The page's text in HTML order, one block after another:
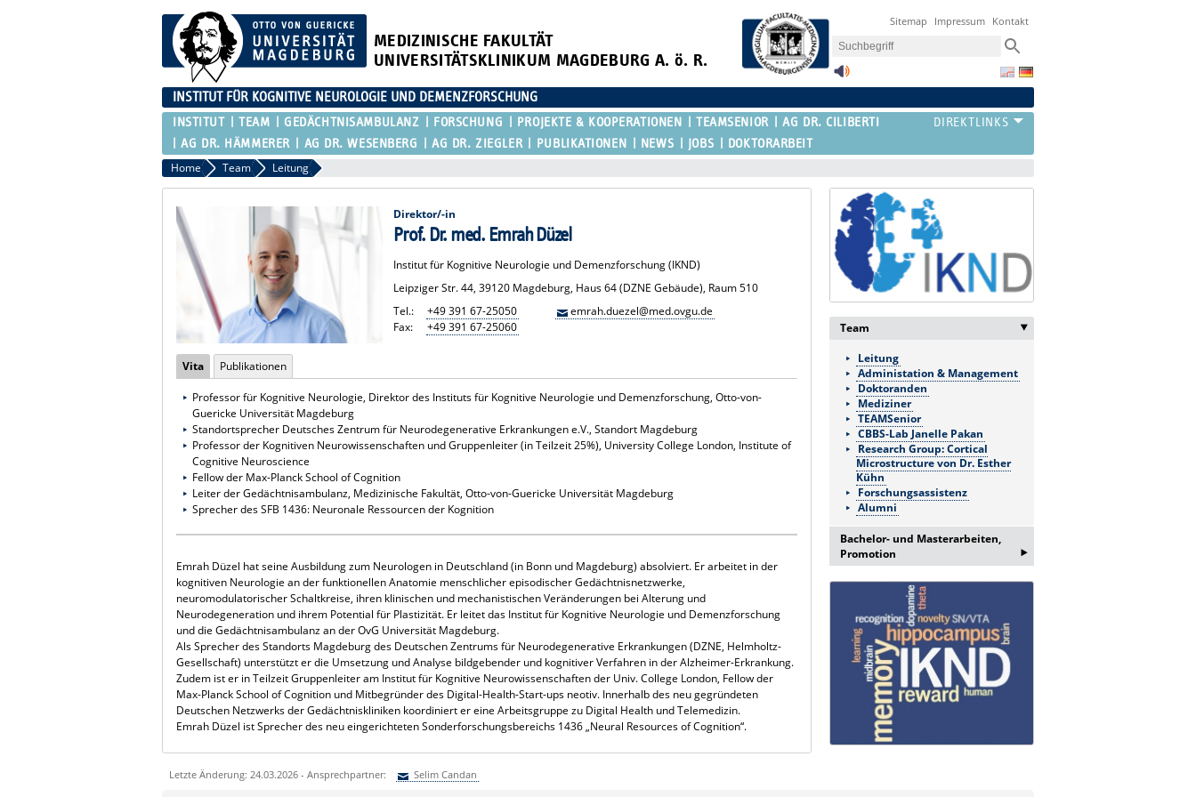
MEDIZINISCHE FAKULTÄT
UNIVERSITÄTSKLINIKUM MAGDEBURG A. ö. R.
Sitemap Impressum Kontakt
INSTITUT FÜR KOGNITIVE NEUROLOGIE UND DEMENZFORSCHUNG
INSTITUT TEAM GEDÄCHTNISAMBULANZ FORSCHUNG PROJEKTE & KOOPERATIONEN TEAMSENIOR
AG DR. CILIBERTI
AG DR. HÄMMERER
AG DR. WESENBERG AG DR. ZIEGLER PUBLIKATIONEN NEWS JOBS DOKTORARBEIT
Home Team Leitung
Direktor/-in
Prof. Dr. med. Emrah Düzel
Institut für Kognitive Neurologie und Demenzforschung (IKND)
Leipziger Str. 44, 39120 Magdeburg, Haus 64 (DZNE Gebäude), Raum 510
Tel.:
+49 391 67-25050
Fax:
+49 391 67-25060
emrah.duezel@med.ovgu.de
Vita Publikationen
Professor für Kognitive Neurologie, Direktor des Instituts für Kognitive Neurologie und Demenzforschung, Otto-von-
Guericke Universität Magdeburg
Standortsprecher Deutsches Zentrum für Neurodegenerative Erkrankungen e.V., Standort Magdeburg
Professor der Kognitiven Neurowissenschaften und Gruppenleiter (in Teilzeit 25%), University College London, Institute of
Cognitive Neuroscience
Fellow der Max-Planck School of Cognition
Leiter der Gedächtnisambulanz, Medizinische Fakultät, Otto-von-Guericke Universität Magdeburg
Sprecher des SFB 1436: Neuronale Ressourcen der Kognition
Emrah Düzel hat seine Ausbildung zum Neurologen in Deutschland (in Bonn und Magdeburg) absolviert. Er arbeitet in der
kognitiven Neurologie an der funktionellen Anatomie menschlicher episodischer Gedächtnisnetzwerke,
neuromodulatorischer Schaltkreise, ihren klinischen und mechanistischen Veränderungen bei Alterung und
Neurodegeneration und ihrem Potential für Plastizität. Er leitet das Institut für Kognitive Neurologie und Demenzforschung
und die Gedächtnisambulanz an der OvG Universität Magdeburg.
Als Sprecher des Standorts Magdeburg des Deutschen Zentrums für Neurodegenerative Erkrankungen (DZNE, Helmholtz-
Gesellschaft) unterstützt er die Umsetzung und Analyse bildgebender und kognitiver Verfahren in der Alzheimer-Erkrankung.
Zudem ist er in Teilzeit Gruppenleiter am Institut für Kognitive Neurowissenschaften der Univ. College London, Fellow der
Max-Planck School of Cognition und Mitbegründer des Digital-Health-Start-ups neotiv. Innerhalb des neu gegründeten
Deutschen Netzwerks der Gedächtniskliniken koordiniert er eine Arbeitsgruppe zu Digital Health und Telemedizin.
Emrah Düzel ist Sprecher des neu eingerichteten Sonderforschungsbereichs 1436 „Neural Resources of Cognition“.
Team ‣
Leitung
Administation & Management
Doktoranden
Mediziner
TEAMSenior
CBBS-Lab Janelle Pakan
Research Group: Cortical
Microstructure von Dr. Esther
Kühn
Forschungsassistenz
Alumni
Bachelor- und Masterarbeiten,
Promotion
‣
Bei Interesse an einer
Bachelor/Masterarbeit oder
Promotion erfragen Sie bitte ein
Informationsgespräch bei:
Frau Lema Jamizade:
lema.jamizada@med.ovgu.de
oder telefonisch unter:
0391 67-250 51
Letzte Änderung: 24.03.2026 - Ansprechpartner: Selim Candan